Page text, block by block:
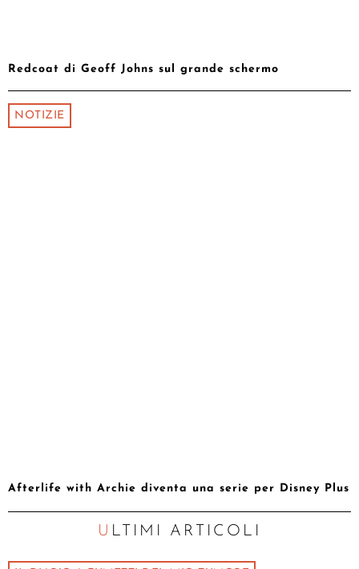
Redcoat di Geoff Johns sul grande schermo
NOTIZIE
Afterlife with Archie diventa una serie per Disney Plus
ULTIMI ARTICOLI